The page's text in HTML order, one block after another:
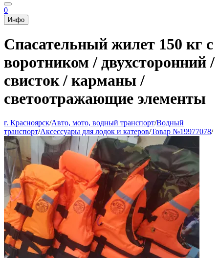
0
Инфо
Спасательный жилет 150 кг с
воротником / двухсторонний /
свисток / карманы /
светоотражающие элементы
г. Красноярск/Авто, мото, водный транспорт/Водный
транспорт/Аксессуары для лодок и катеров/Товар №19977078/